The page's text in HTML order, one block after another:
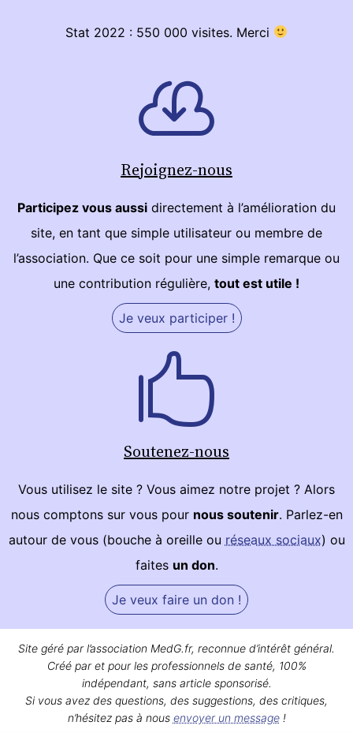
Stat 2022 : 550 000 visites. Merci
Rejoignez-nous
Participez vous aussi directement à l’amélioration du
site, en tant que simple utilisateur ou membre de
l’association. Que ce soit pour une simple remarque ou
une contribution régulière, tout est utile !
Je veux participer !
Soutenez-nous
Vous utilisez le site ? Vous aimez notre projet ? Alors
nous comptons sur vous pour nous soutenir. Parlez-en
autour de vous (bouche à oreille ou réseaux sociaux) ou
faites un don.
Je veux faire un don !
Site géré par l’association MedG.fr, reconnue d’intérêt général.
Créé par et pour les professionnels de santé, 100%
indépendant, sans article sponsorisé.
Si vous avez des questions, des suggestions, des critiques,
n’hésitez pas à nous envoyer un message!